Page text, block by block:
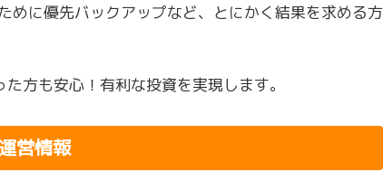
めに優先バックアップなど、とにかく結果を求める方
方も安心！有利な投資を実現します。
営情報